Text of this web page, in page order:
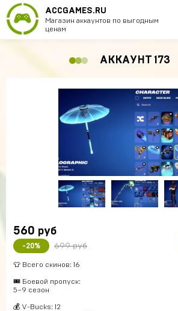
ACCGAMES.RU
Магазин аккаунтов по выгодным
ценам
АККАУНТ 173
560 руб
-20% 699 руб
👕 Всего скинов: 16
🎟 Боевой пропуск:
5–9 сезон
💰 V-Bucks: 12